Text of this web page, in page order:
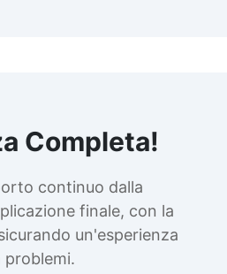
Completa!
continuo dalla
finale, con la
un'esperienza
problemi.